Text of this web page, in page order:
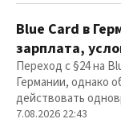
Blue Card в
зарплата,
Переход с §24 на
Германии, однако
действовать
7.08.2026 22:43